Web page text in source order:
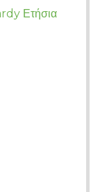
Ετήσια